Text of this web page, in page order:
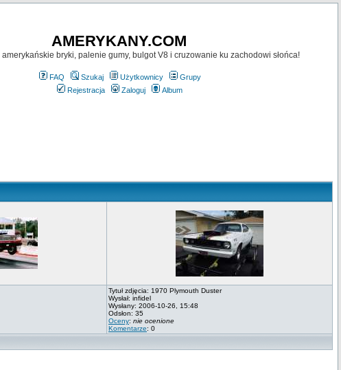
AMERYKANY.COM
bryki, palenie gumy, bulgot V8 i cruzowanie ku zachodowi słońca!
FAQ Szukaj Użytkownicy
Grupy
Rejestracja
Zaloguj Album
Tytuł zdjęcia: 1970 Plymouth Duster
Wysłał: infidel
Wysłany: 2006-10-26, 15:48
Odsłon: 35
Oceny: nie ocenione
Komentarze: 0